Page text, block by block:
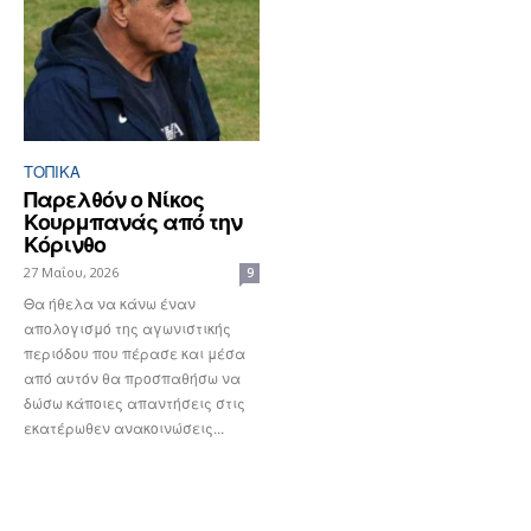
ΤΟΠΙΚΑ
Παρελθόν ο Νίκος
Κουρμπανάς από την
Κόρινθο
27 Μαΐου, 2026 9
Θα ήθελα να κάνω έναν
απολογισμό της αγωνιστικής
περιόδου που πέρασε και μέσα
από αυτόν θα προσπαθήσω να
δώσω κάποιες απαντήσεις στις
εκατέρωθεν ανακοινώσεις...